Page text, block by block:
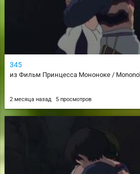
345
из Фильм Принцесса Мононоке /
2 месяца назад 5 просмотров